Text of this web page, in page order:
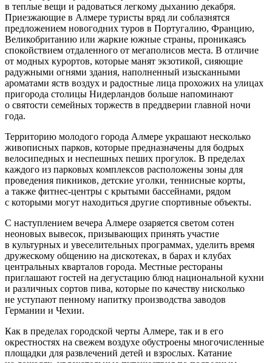
в теплые вещи и радоваться легкому дыханию декабря.
Приезжающие в Алмере туристы вряд ли соблазнятся
предложением новогодних туров в Португалию, Францию,
Великобританию или жаркие южные страны, проникаясь
спокойствием отдаленного от мегаполисов места. В отличие
от модных курортов, которые манят экзотикой, сияющие
радужными огнями здания, наполненный изысканными
ароматами яств воздух и радостные лица прохожих на улицах
пригорода столицы Нидерландов больше напоминают
о святости семейных торжеств в преддверии главной ночи
года.
Территорию молодого города Алмере украшают несколько
живописных парков, которые предназначены для бодрых
велосипедных и неспешных пеших прогулок. В пределах
каждого из парковых комплексов расположены зоны для
проведения пикников, детские уголки, теннисные корты,
а также фитнес-центры с крытыми бассейнами, рядом
с которыми могут находиться другие спортивные объекты.
С наступлением вечера Алмере озаряется светом сотен
неоновых вывесок, призывающих принять участие
в культурных и увеселительных программах, уделить время
дружескому общению на дискотеках, в барах и клубах
центральных кварталов города. Местные рестораны
приглашают гостей на дегустацию блюд национальной кухни
и различных сортов пива, которые по качеству нисколько
не уступают пенному напитку производства заводов
Германии и Чехии.
Как в пределах городской черты Алмере, так и в его
окрестностях на свежем воздухе обустроены многочисленные
площадки для развлечений детей и взрослых. Катание